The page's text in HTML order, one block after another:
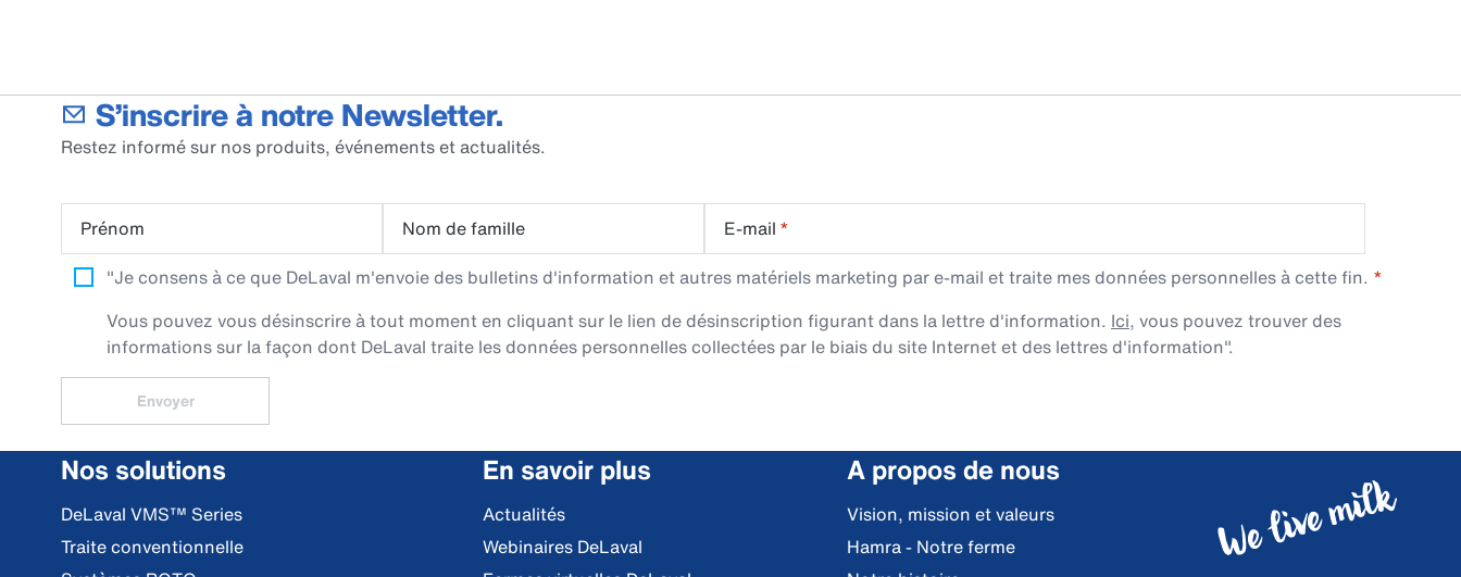
S’inscrire à notre Newsletter.
Restez informé sur nos produits, événements et actualités.
Prénom Nom de famille E-mail *
"Je consens à ce que DeLaval m'envoie des bulletins d'information et autres matériels marketing par e-mail et traite mes données personnelles à cette fin.
Vous pouvez vous désinscrire à tout moment en cliquant sur le lien de désinscription figurant dans la lettre d'information. Ici, vous pouvez trouver des
informations sur la façon dont DeLaval traite les données personnelles collectées par le biais du site Internet et des lettres d'information".
Envoyer
Nos solutions
DeLaval VMS™ Series
Traite conventionnelle
En savoir plus
Actualités
Webinaires DeLaval
A propos de nous
Vision, mission et valeurs
Hamra - Notre ferme